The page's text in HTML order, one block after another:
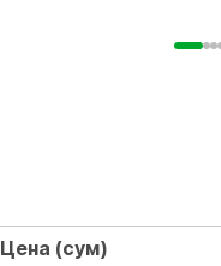
Цена (сум)